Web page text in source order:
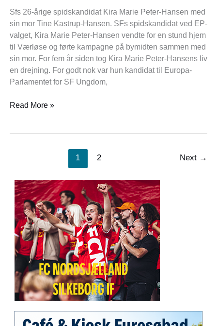
Sfs 26-årige spidskandidat Kira Marie Peter-Hansen med
sin mor Tine Kastrup-Hansen. SFs spidskandidat ved EP-
valget, Kira Marie Peter-Hansen vendte for en stund hjem
til Værløse og førte kampagne på bymidten sammen med
sin mor. For fem år siden tog Kira Marie Peter-Hansens liv
en drejning. For godt nok var hun kandidat til Europa-
Parlamentet for SF Ungdom,
til
Værløse
Read More »
1 2 Next →